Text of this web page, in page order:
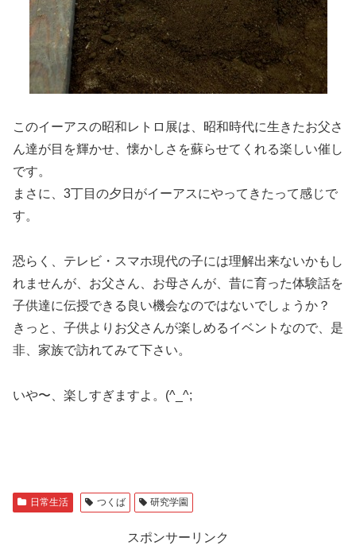
このイーアスの昭和レトロ展は、昭和時代に生きたお父さ
ん達が目を輝かせ、懐かしさを蘇らせてくれる楽しい催し
です。
まさに、3丁目の夕日がイーアスにやってきたって感じで
す。
恐らく、テレビ・スマホ現代の子には理解出来ないかもし
れませんが、お父さん、お母さんが、昔に育った体験話を
子供達に伝授できる良い機会なのではないでしょうか？
きっと、子供よりお父さんが楽しめるイベントなので、是
非、家族で訪れてみて下さい。
いや〜、楽しすぎますよ。(^_^;
日常生活 つくば 研究学園
スポンサーリンク